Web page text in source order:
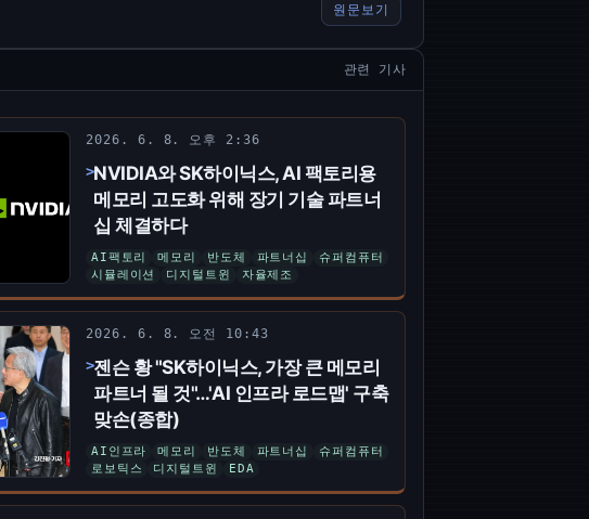
원문보기
관련 기사
2026. 6. 8. 오후 2:36
NVIDIA와 SK하이닉스, AI 팩토리용
메모리 고도화 위해 장기 기술 파트너
십 체결하다
AI팩토리 메모리 반도체 파트너십
슈퍼컴퓨터
시뮬레이션
디지털트윈 자율제조
2026. 6. 8. 오전 10:43
젠슨 황 "SK하이닉스, 가장 큰 메모리
파트너 될 것"…'AI 인프라 로드맵' 구축
맞손(종합)
AI인프라 메모리 반도체 파트너십
슈퍼컴퓨터
로보틱스
디지털트윈 EDA